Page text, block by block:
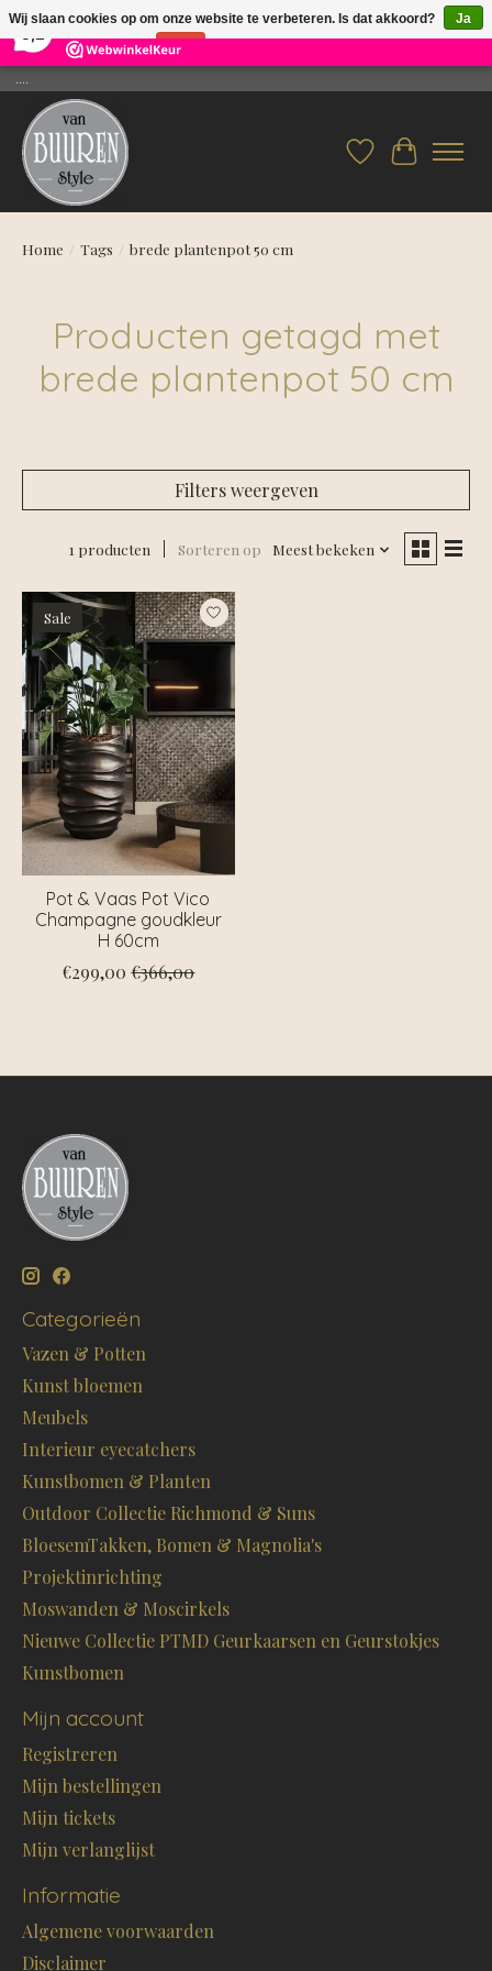
26 Reviews ×
....
Verlanglijst
Home / Tags / brede plantenpot 50 cm
Producten getagd met
brede plantenpot 50 cm
Filters weergeven
1 producten Sorteren op Meest bekeken
Sale
Pot & Vaas Pot Vico
Champagne goudkleur
H 60cm
€299,00 €366,00
Categorieën
Vazen & Potten
Kunst bloemen
Meubels
Interieur eyecatchers
Kunstbomen & Planten
Outdoor Collectie Richmond & Suns
BloesemTakken, Bomen & Magnolia's
Projektinrichting
Moswanden & Moscirkels
Nieuwe Collectie PTMD Geurkaarsen en Geurstokjes
Kunstbomen
Mijn account
Registreren
Mijn bestellingen
Mijn tickets
Mijn verlanglijst
Informatie
Algemene voorwaarden
Disclaimer
Wij slaan cookies op om onze website te verbeteren. Is dat akkoord?
Ja
Nee